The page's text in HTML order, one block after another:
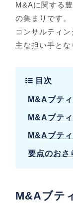
M&Aに関する
の集まりです。
コンサルティ
主な担い手とな
目次
M&Aブテ
M&Aブテ
M&Aブテ
要点のおさ
M&Aブテ